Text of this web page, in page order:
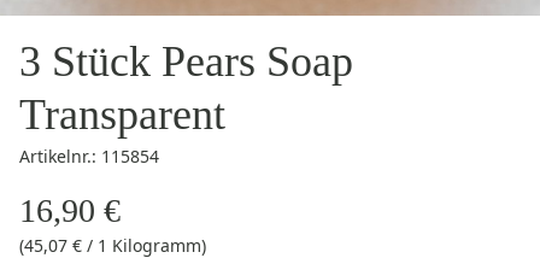
3 Stück Pears Soap
Transparent
Artikelnr.: 115854
16,90 €
(45,07 € / 1 Kilogramm)